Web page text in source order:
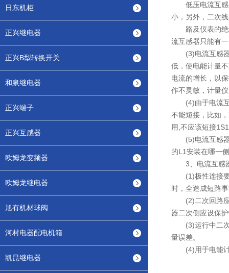
日东机柜
正兴继电器
正兴B型转换开关
和泉继电器
正兴端子
正兴互感器
欧姆龙变频器
欧姆龙继电器
旭有机材球阀
河村电器配电机箱
凯昆继电器
低压电流互感
小，另外，二次
路及仪表的绝
流互感器只能有
(3)电流互感器
低，使电能计量
电流的增长，以
作不灵敏，计量
(4)由于电流互
不能短接，比如
用,不应该短接
(5)电流互感器
的L1安装在哪一
3、电流互感
(1)极性连接要
时，全造成短路
(2)二次回路应
器二次侧应设保
(3)运行中二次
量误差。
(4)用于电能计